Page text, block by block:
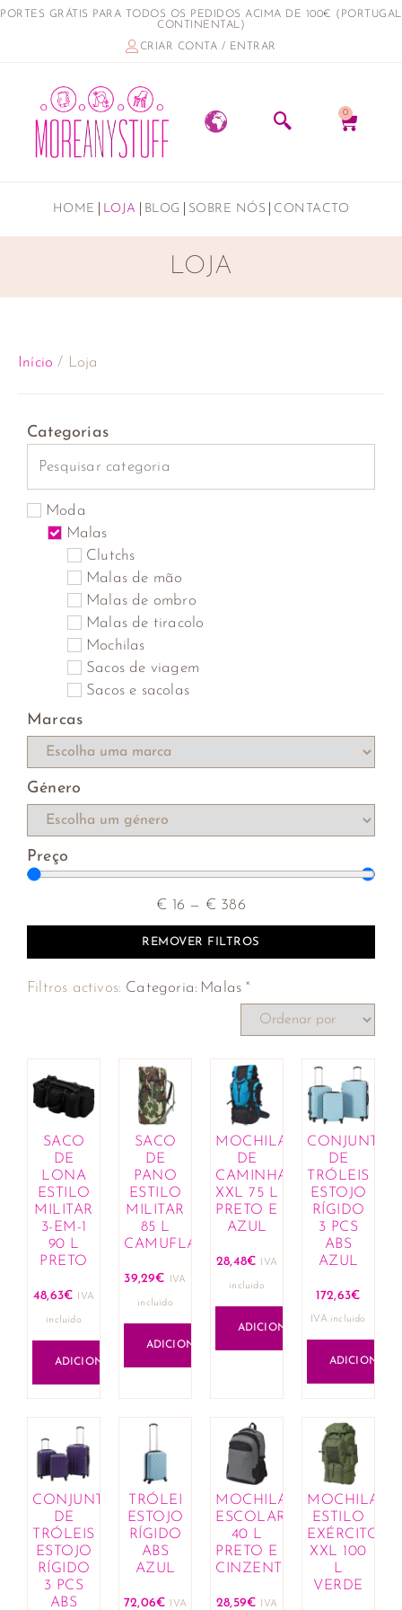
PORTES GRÁTIS PARA TODOS OS PEDIDOS ACIMA DE 100€ (PORTUGAL
CONTINENTAL)
CRIAR CONTA / ENTRAR
0
HOME LOJA BLOG SOBRE NÓS CONTACTO
LOJA
Início / Loja
Categorias
Moda
Malas
Clutchs
Malas de mão
Malas de ombro
Malas de tiracolo
Mochilas
Sacos de viagem
Sacos e sacolas
Marcas
Género
Preço
€ 16 — € 386
REMOVER FILTROS
Filtros activos: Categoria: Malas ×
SACO
DE
LONA
ESTILO
MILITAR
3-EM-1
90 L
PRETO
48,63€ IVA
incluido
ADICIONAR
SACO
DE
PANO
ESTILO
MILITAR
85 L
CAMUFLAGEM
39,29€ IVA
incluido
ADICIONAR
MOCHILA
DE
CAMINHADA
XXL 75 L
PRETO E
AZUL
28,48€ IVA
incluido
ADICIONAR
CONJUNTO
DE
TRÓLEIS
ESTOJO
RÍGIDO
3 PCS
ABS
AZUL
172,63€
IVA incluido
ADICIONAR
CONJUNTO
DE
TRÓLEIS
ESTOJO
RÍGIDO
3 PCS
ABS
TRÓLEI
ESTOJO
RÍGIDO
ABS
AZUL
72,06€ IVA
MOCHILA
ESCOLAR
40 L
PRETO E
CINZENTO
28,59€ IVA
MOCHILA
ESTILO
EXÉRCITO
XXL 100
L
VERDE